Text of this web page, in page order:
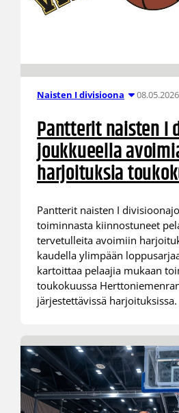
Naisten I divisioona
Pantterit naisten I
joukkueella
harjoituksia
Pantterit naisten I
toiminnasta kiinnostuneet
tervetulleita avoimiin
kaudella ylimpään
kartoittaa pelaajia mukaan
toukokuussa
järjestettävissä harjoituksissa.